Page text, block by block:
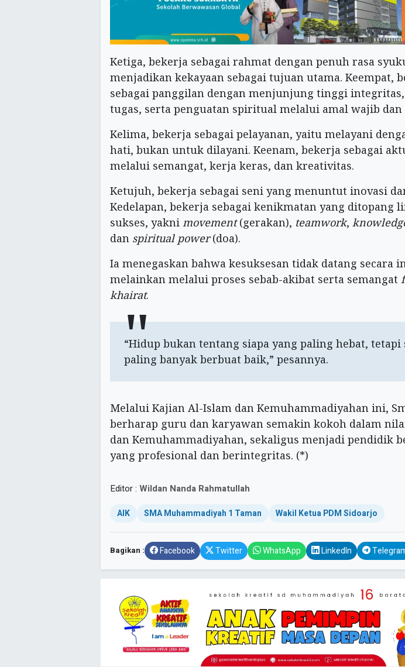
Ketiga, bekerja sebagai rahmat dengan penuh rasa
menjadikan kekayaan sebagai tujuan utama. Keempat,
sebagai panggilan dengan menjunjung tinggi
tugas, serta penguatan spiritual melalui amal wajib dan
Kelima, bekerja sebagai pelayanan, yaitu melayani
hati, bukan untuk dilayani. Keenam, bekerja sebagai
melalui semangat, kerja keras, dan kreativitas.
Ketujuh, bekerja sebagai seni yang menuntut inovasi
Kedelapan, bekerja sebagai kenikmatan yang ditopang
sukses, yakni movement(gerakan), teamwork,
dan spiritual power(doa).
Ia menegaskan bahwa kesuksesan tidak datang secara
melainkan melalui proses sebab-akibat serta semangat
khairat.
“Hidup bukan tentang siapa yang paling hebat, tetapi
paling banyak berbuat baik,” pesannya.
Melalui Kajian Al-Islam dan Kemuhammadiyahan ini,
berharap guru dan karyawan semakin kokoh dalam
dan Kemuhammadiyahan, sekaligus menjadi pendidik
yang profesional dan berintegritas. (*)
Editor : Wildan Nanda Rahmatullah
AIK SMA Muhammadiyah 1 Taman Wakil Ketua PDM Sidoarjo
Bagikan : Facebook Twitter WhatsApp LinkedIn